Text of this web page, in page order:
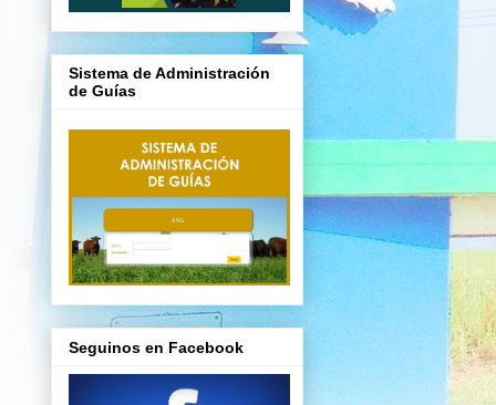
Sistema de Administración
de Guías
Seguinos en Facebook